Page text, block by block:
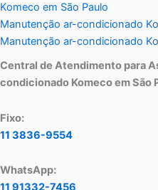
Komeco em São Paulo
Manutenção ar-condicionado
Manutenção ar-condicionado
Central de Atendimento para
condicionado Komeco em São
Fixo:
11 3836-9554
WhatsApp: